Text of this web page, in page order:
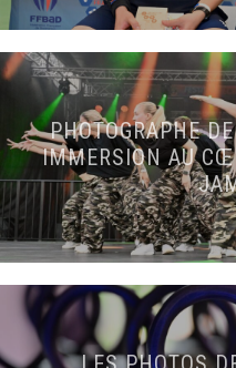
PHOTOGRAPHE
IMMERSION AU